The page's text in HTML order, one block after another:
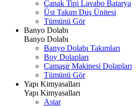
Çanak Tipi Lavabo Batarya
Üst Takım Duş Ünitesi
Tümünü Gör
Banyo Dolabı
Banyo Dolabı
Banyo Dolabı Takımları
Boy Dolapları
Çamaşır Makinesi Dolapları
Tümünü Gör
Yapı Kimyasalları
Yapı Kimyasalları
Astar